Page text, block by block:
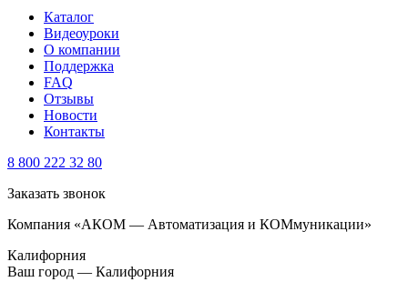
Каталог
Видеоуроки
О компании
Поддержка
FAQ
Отзывы
Новости
Контакты
8 800 222 32 80
Заказать звонок
Компания «АКОМ — Автоматизация и КОМмуникации»
Калифорния
Ваш город — Калифорния